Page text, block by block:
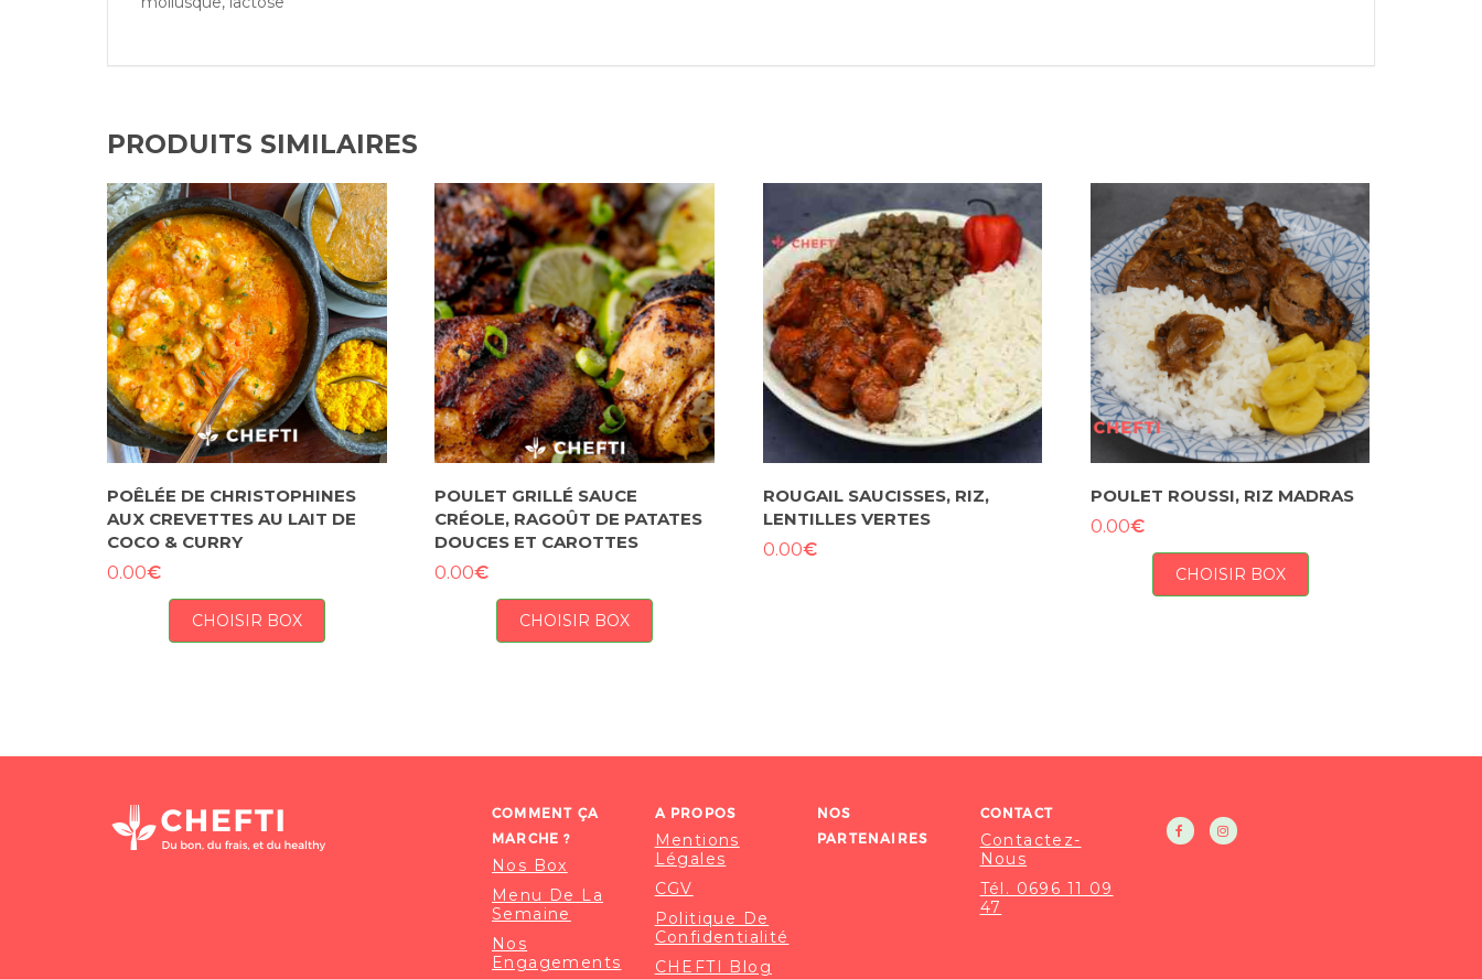
PRODUITS SIMILAIRES
POÊLÉE DE CHRISTOPHINES
AUX CREVETTES AU LAIT DE
COCO & CURRY
0.00€
CHOISIR BOX
POULET GRILLÉ SAUCE
CRÉOLE, RAGOÛT DE PATATES
DOUCES ET CAROTTES
0.00€
CHOISIR BOX
ROUGAIL SAUCISSES, RIZ,
LENTILLES VERTES
0.00€
POULET ROUSSI, RIZ MADRAS
0.00€
CHOISIR BOX
COMMENT ÇA
MARCHE ?
Nos Box
Menu De La
Semaine
Nos
Engagements
A PROPOS
Mentions
Légales
CGV
Politique De
Confidentialité
CHEFTI Blog
NOS
PARTENAIRES
CONTACT
Contactez-
Nous
Tél. 0696 11 09
47